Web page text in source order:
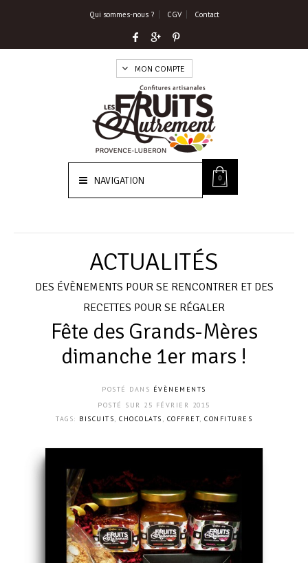
Qui sommes-nous ? CGV Contact
MON COMPTE
0
NAVIGATION
ACTUALITÉS
DES ÉVÈNEMENTS POUR SE RENCONTRER ET DES
RECETTES POUR SE RÉGALER
Fête des Grands-Mères
dimanche 1er mars !
POSTÉ DANS ÉVÈNEMENTS
POSTÉ SUR
25 FÉVRIER 2015
TAGS: BISCUITS, CHOCOLATS , COFFRET, CONFITURES